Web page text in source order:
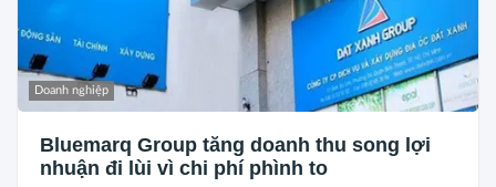
Doanh nghiệp
Bluemarq Group tăng doanh thu song lợi
nhuận đi lùi vì chi phí phình to